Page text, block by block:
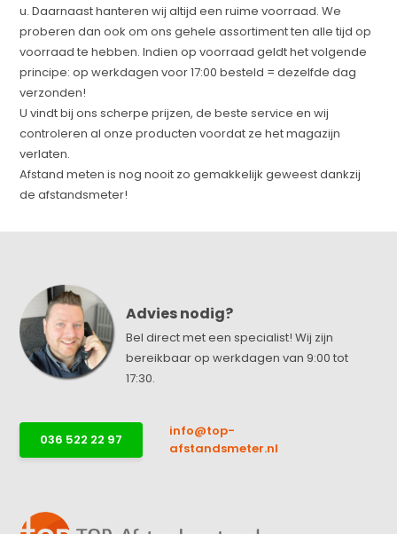
u. Daarnaast hanteren wij altijd een ruime voorraad. We
proberen dan ook om ons gehele assortiment ten alle tijd op
voorraad te hebben. Indien op voorraad geldt het volgende
principe: op werkdagen voor 17:00 besteld = dezelfde dag
verzonden!
U vindt bij ons scherpe prijzen, de beste service en wij
controleren al onze producten voordat ze het magazijn
verlaten.
Afstand meten is nog nooit zo gemakkelijk geweest dankzij
de afstandsmeter!
Advies nodig?
Bel direct met een specialist! Wij zijn
bereikbaar op werkdagen van 9:00 tot
17:30.
036 522 22 97
info@top-
afstandsmeter.nl